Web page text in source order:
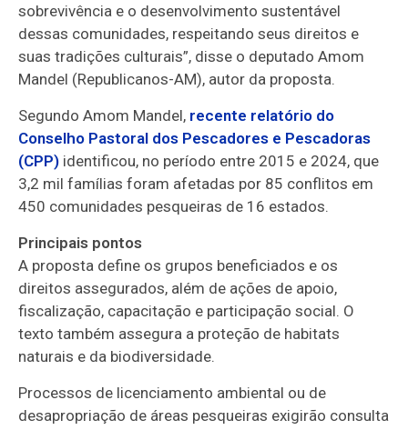
sobrevivência e o desenvolvimento sustentável
dessas comunidades, respeitando seus direitos e
suas tradições culturais”, disse o deputado Amom
Mandel (Republicanos-AM), autor da proposta.
Segundo Amom Mandel, recente relatório do
Conselho Pastoral dos Pescadores e Pescadoras
(CPP) identificou, no período entre 2015 e 2024, que
3,2 mil famílias foram afetadas por 85 conflitos em
450 comunidades pesqueiras de 16 estados.
Principais pontos
A proposta define os grupos beneficiados e os
direitos assegurados, além de ações de apoio,
fiscalização, capacitação e participação social. O
texto também assegura a proteção de habitats
naturais e da biodiversidade.
Processos de licenciamento ambiental ou de
desapropriação de áreas pesqueiras exigirão consulta